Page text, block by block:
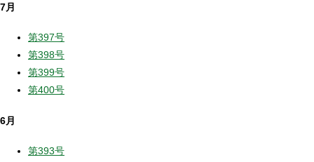
7月
第397号
第398号
第399号
第400号
6月
第393号